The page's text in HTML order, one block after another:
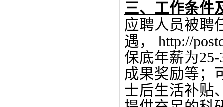
三、工作条件
应聘人员被聘
遇，
http://
保底年薪为25-
成果奖励等；
士后生活补贴